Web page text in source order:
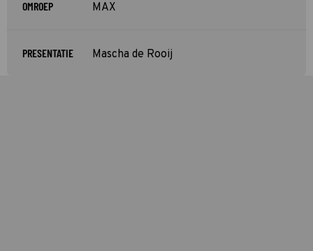
OMROEP MAX
PRESENTATIE Mascha de Rooij